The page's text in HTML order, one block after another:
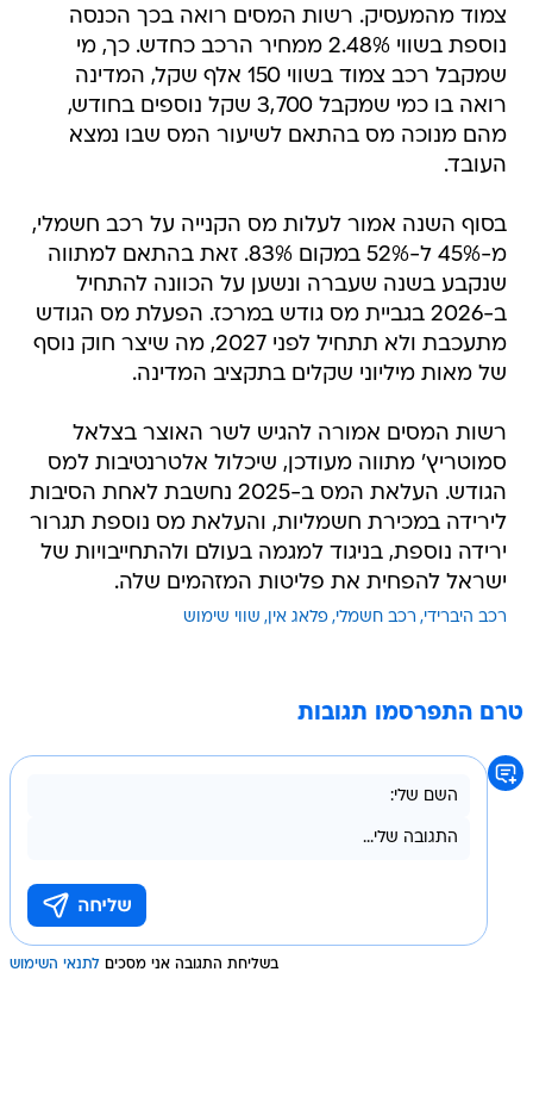
צמוד מהמעסיק. רשות המסים רואה בכך הכנסה
נוספת בשווי 2.48% ממחיר הרכב כחדש. כך, מי
שמקבל רכב צמוד בשווי 150 אלף שקל, המדינה
רואה בו כמי שמקבל 3,700 שקל נוספים בחודש,
מהם מנוכה מס בהתאם לשיעור המס שבו נמצא
העובד.
בסוף השנה אמור לעלות מס הקנייה על רכב חשמלי,
מ-45% ל-52% במקום 83%. זאת בהתאם למתווה
שנקבע בשנה שעברה ונשען על הכוונה להתחיל
ב-2026 בגביית מס גודש במרכז. הפעלת מס הגודש
מתעכבת ולא תתחיל לפני 2027, מה שיצר חוק נוסף
של מאות מיליוני שקלים בתקציב המדינה.
רשות המסים אמורה להגיש לשר האוצר בצלאל
סמוטריץ' מתווה מעודכן, שיכלול אלטרנטיבות למס
הגודש. העלאת המס ב-2025 נחשבת לאחת הסיבות
לירידה במכירת חשמליות, והעלאת מס נוספת תגרור
ירידה נוספת, בניגוד למגמה בעולם ולהתחייבויות של
ישראל להפחית את פליטות המזהמים שלה.
רכב היברידי רכב חשמלי פלאג אין שווי שימוש
טרם התפרסמו תגובות
בשליחת התגובה אני מסכים לתנאי השימוש